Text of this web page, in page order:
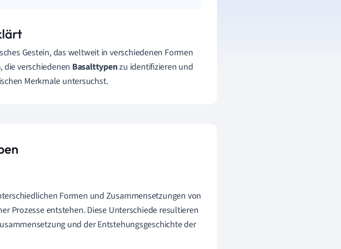
Gestein, das weltweit in verschiedenen Formen
die verschiedenen Basalttypenzu identifizieren und
Merkmale untersuchst.
Formen und Zusammensetzungen von
Prozesse entstehen. Diese Unterschiede resultieren
und der Entstehungsgeschichte der